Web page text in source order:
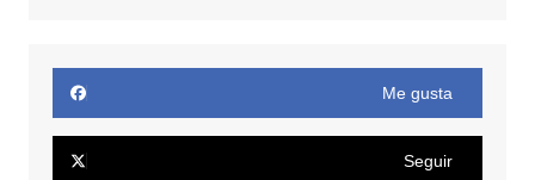
Me gusta
Seguir